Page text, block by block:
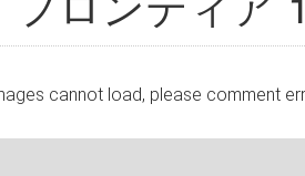
cannot load, please comment